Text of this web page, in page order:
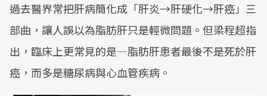
過去醫界常把肝病簡化成「肝炎→肝硬化→肝癌」三
部曲，讓人誤以為脂肪肝只是輕微問題。但梁程超指
出，臨床上更常見的是—脂肪肝患者最後不是死於肝
癌，而多是糖尿病與心血管疾病。